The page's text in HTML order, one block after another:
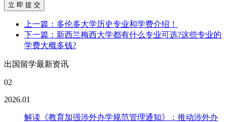
立 即 提 交
上一篇：多伦多大学历史专业和学费介绍！
下一篇：新西兰梅西大学都有什么专业可选?这些专业的
学费大概多钱?
出国留学最新资讯
02
2026.01
解读《教育加强涉外办学规范管理通知》：推动涉外办